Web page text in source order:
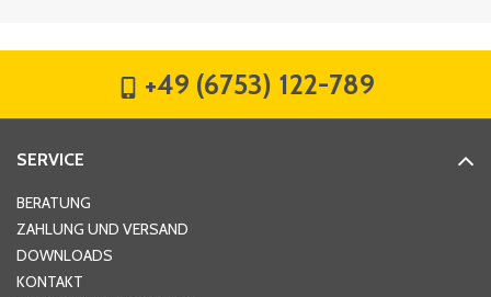
Hausnummer
+49 (6753) 122-789
SERVICE
BERATUNG
ZAHLUNG UND VERSAND
DOWNLOADS
KONTAKT